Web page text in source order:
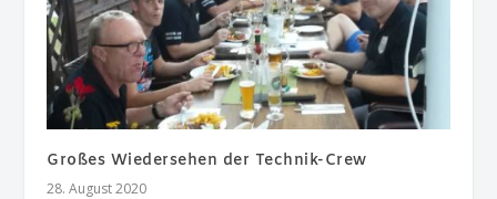
Großes Wiedersehen der Technik-Crew
28. August 2020